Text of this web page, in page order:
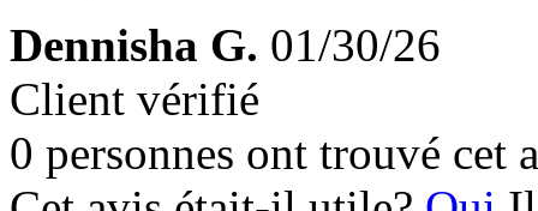
Dennisha G. 01/30/26
Client vérifié
0 personnes ont trouvé cet